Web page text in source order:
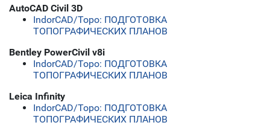
AutoCAD Civil 3D
IndorCAD/Topo: ПОДГОТОВКА
ТОПОГРАФИЧЕСКИХ ПЛАНОВ
Bentley PowerCivil v8i
IndorCAD/Topo: ПОДГОТОВКА
ТОПОГРАФИЧЕСКИХ ПЛАНОВ
Leica Infinity
IndorCAD/Topo: ПОДГОТОВКА
ТОПОГРАФИЧЕСКИХ ПЛАНОВ